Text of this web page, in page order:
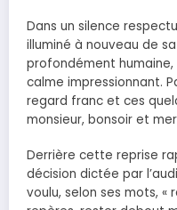
Dans un silence
illuminé à nouveau de
profondément
calme impressionnant.
regard franc et ces
monsieur, bonsoir et
Derrière cette reprise
décision dictée par
voulu, selon ses mots, «